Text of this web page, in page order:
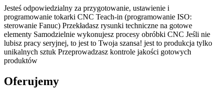
Jesteś odpowiedzialny za przygotowanie, ustawienie i
programowanie tokarki CNC Teach-in (programowanie ISO:
sterowanie Fanuc) Przekładasz rysunki techniczne na gotowe
elementy Samodzielnie wykonujesz procesy obróbki CNC Jeśli nie
lubisz pracy seryjnej, to jest to Twoja szansa! jest to produkcja tylko
unikalnych sztuk Przeprowadzasz kontrole jakości gotowych
produktów
Oferujemy